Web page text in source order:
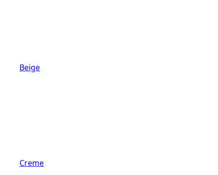
Beige
Creme